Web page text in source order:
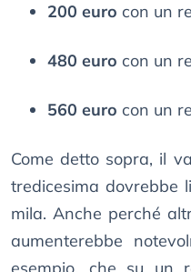
200 euro con un
480 euro con un
560 euro con un
Come detto sopra, il
tredicesima dovrebbe
mila. Anche perché
aumenterebbe